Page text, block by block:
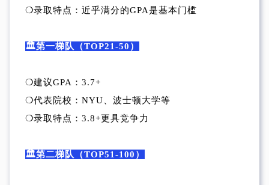
❍录取特点：近乎满分的GPA是基本门槛
🏛️第一梯队（TOP21-50）
❍建议GPA：3.7+
❍代表院校：NYU、波士顿大学等
❍录取特点：3.8+更具竞争力
🏛️第二梯队（TOP51-100）